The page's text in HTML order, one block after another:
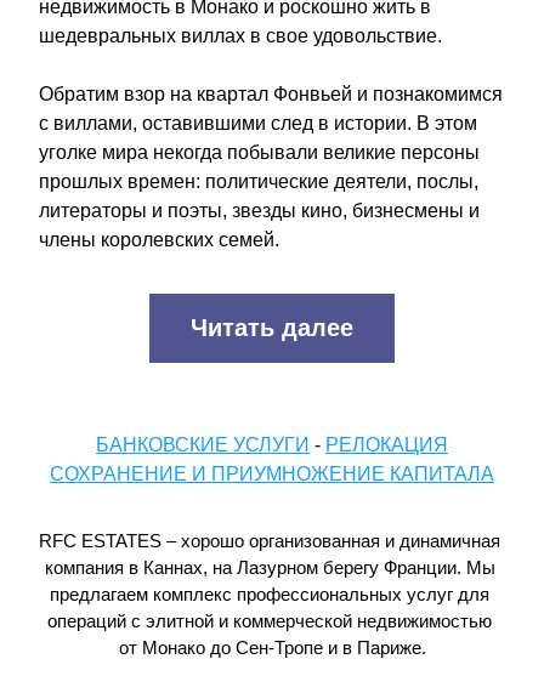
недвижимость в Монако и роскошно жить в
шедевральных виллах в свое удовольствие.
Обратим взор на квартал Фонвьей и познакомимся
с виллами, оставившими след в истории. В этом
уголке мира некогда побывали великие персоны
прошлых времен: политические деятели, послы,
литераторы и поэты, звезды кино, бизнесмены и
члены королевских семей.
Читать далее
БАНКОВСКИЕ УСЛУГИ - РЕЛОКАЦИЯ
СОХРАНЕНИЕ И ПРИУМНОЖЕНИЕ КАПИТАЛА
RFC ESTATES – хорошо организованная и динамичная
компания в Каннах, на Лазурном берегу Франции. Мы
предлагаем комплекс профессиональных услуг для
операций с элитной и коммерческой недвижимостью
от Монако до Сен-Тропе и в Париже.